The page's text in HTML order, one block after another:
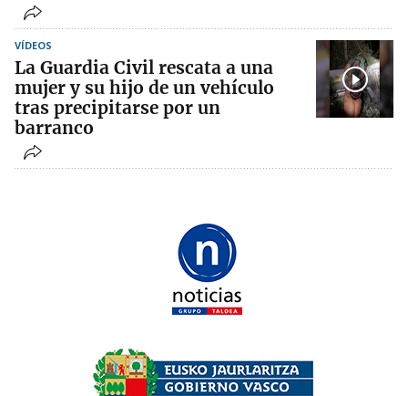
VÍDEOS
La Guardia Civil rescata a una
mujer y su hijo de un vehículo
tras precipitarse por un
barranco